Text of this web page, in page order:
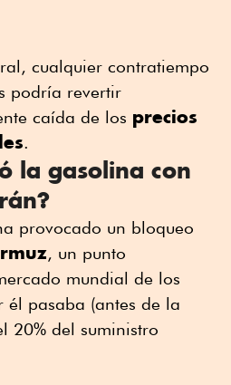
cualquier contratiempo
podría revertir
caída de los precios
.
la gasolina con
provocado un bloqueo
, un punto
mundial de los
él pasaba (antes de la
20% del suministro